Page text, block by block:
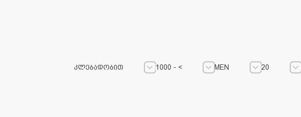
ᲙᲚᲔᲑᲐᲓᲝᲑᲘᲗ 1000 - < MEN
20